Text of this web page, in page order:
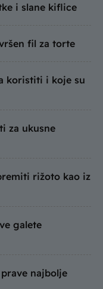
i slane kiflice
fil za torte
koristiti i koje su
za ukusne
rižoto kao iz
galete
najbolje